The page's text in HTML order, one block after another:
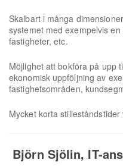
Skalbart i många
systemet med exempelvis
fastigheter, etc.
Möjlighet att bokföra på upp
ekonomisk uppföljning av
fastighetsområden,
Mycket korta
Björn Sjölin, IT-